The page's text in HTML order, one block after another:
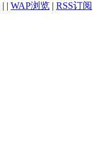
| | WAP浏览 | RSS订阅